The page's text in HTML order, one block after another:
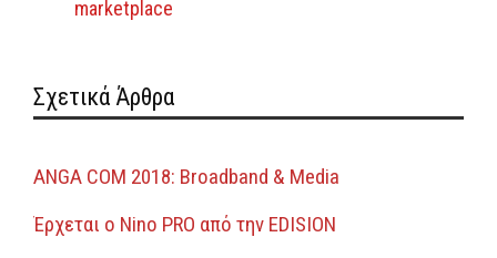
marketplace
Σχετικά Άρθρα
ANGA COM 2018: Broadband & Media
Έρχεται ο Nino PRO από την EDISION